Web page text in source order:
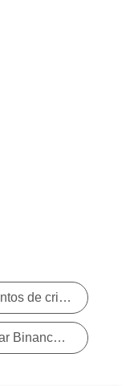
Um resumo dos regulamentos de criptomoeda em todo o mundo
Por que você deve comprar Binance Coin agora?